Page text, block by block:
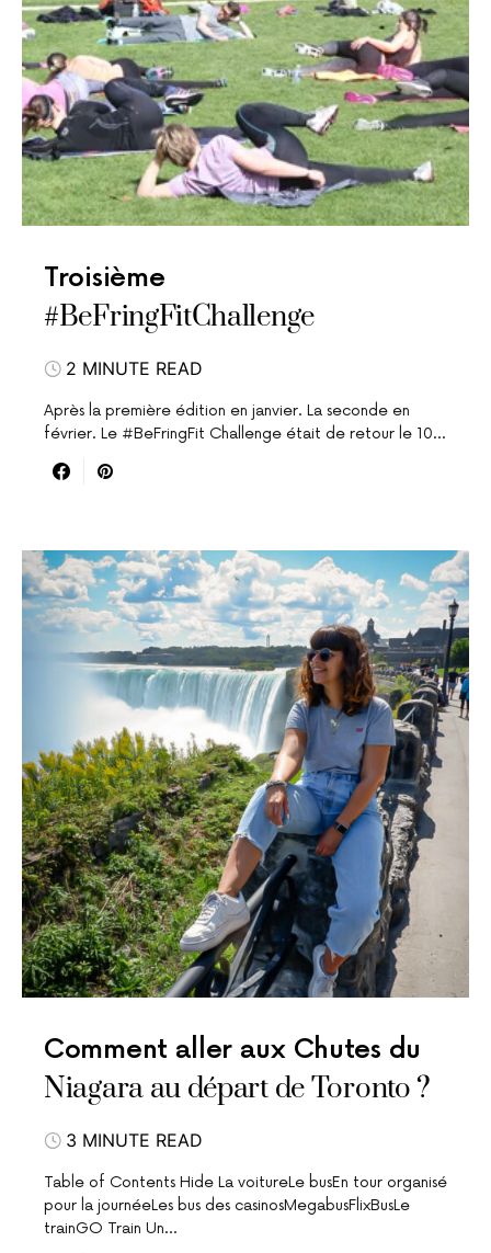
Troisième
#BeFringFitChallenge
2 MINUTE READ
Après la première édition en janvier. La seconde en
février. Le #BeFringFit Challenge était de retour le 10…
Comment aller aux Chutes du
Niagara au départ de Toronto ?
3 MINUTE READ
Table of Contents Hide La voitureLe busEn tour organisé
pour la journéeLes bus des casinosMegabusFlixBusLe
trainGO Train Un…